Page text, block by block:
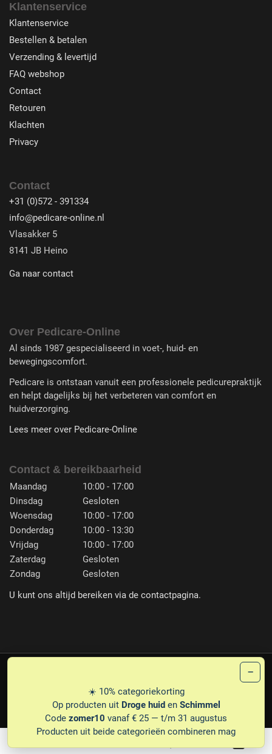
0
Klantenservice
Klantenservice
Bestellen & betalen
Verzending & levertijd
FAQ webshop
Contact
Retouren
Klachten
Privacy
Contact
+31 (0)572 - 391334
info@pedicare-online.nl
Vlasakker 5
8141 JB Heino
Ga naar contact
Over Pedicare-Online
Al sinds 1987 gespecialiseerd in voet-, huid- en
bewegingscomfort.
Pedicare is ontstaan vanuit een professionele pedicurepraktijk
en helpt dagelijks bij het verbeteren van comfort en
huidverzorging.
Lees meer over Pedicare-Online
Contact & bereikbaarheid
Maandag
10:00 - 17:00
Dinsdag
Gesloten
Woensdag
10:00 - 17:00
Donderdag
10:00 - 13:30
Vrijdag
10:00 - 17:00
Zaterdag
Gesloten
Zondag
Gesloten
U kunt ons altijd bereiken via de contactpagina.
PRIVACYDISCLAIMERLEVERINGSVOORWAARDEN
−
☀️ 10% categoriekorting
Op producten uit Droge huiden Schimmel
Code zomer10 vanaf € 25 — t/m 31 augustus
Producten uit beide categorieën combineren mag